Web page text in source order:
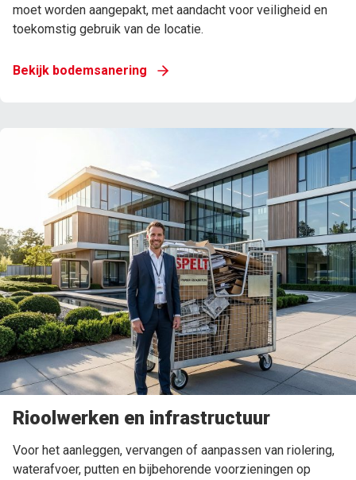
moet worden aangepakt, met aandacht voor veiligheid en
toekomstig gebruik van de locatie.
Bekijk bodemsanering
Rioolwerken en infrastructuur
Voor het aanleggen, vervangen of aanpassen van riolering,
waterafvoer, putten en bijbehorende voorzieningen op